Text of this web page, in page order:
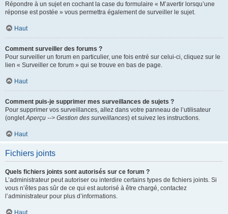
Répondre à un sujet en cochant la case du formulaire « M’avertir lorsqu’une
réponse est postée » vous permettra également de surveiller le sujet.
Haut
Comment surveiller des forums ?
Pour surveiller un forum en particulier, une fois entré sur celui-ci, cliquez sur le
lien « Surveiller ce forum » qui se trouve en bas de page.
Haut
Comment puis-je supprimer mes surveillances de sujets ?
Pour supprimer vos surveillances, allez dans votre panneau de l’utilisateur
(ongletAperçu --> Gestion des surveillances) et suivez les instructions.
Haut
Fichiers joints
Quels fichiers joints sont autorisés sur ce forum ?
L’administrateur peut autoriser ou interdire certains types de fichiers joints. Si
vous n’êtes pas sûr de ce qui est autorisé à être chargé, contactez
l’administrateur pour plus d’informations.
Haut